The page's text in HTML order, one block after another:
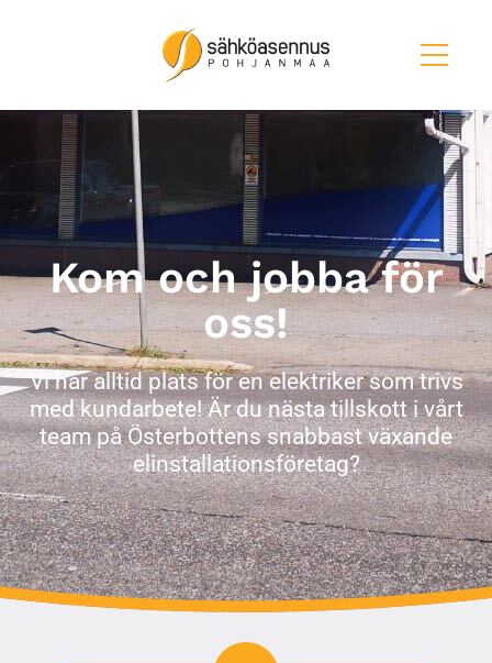
Kom och jobba för
oss!
Vi har alltid plats för en elektriker som trivs
med kundarbete! Är du nästa tillskott i vårt
team på Österbottens snabbast växande
elinstallationsföretag?